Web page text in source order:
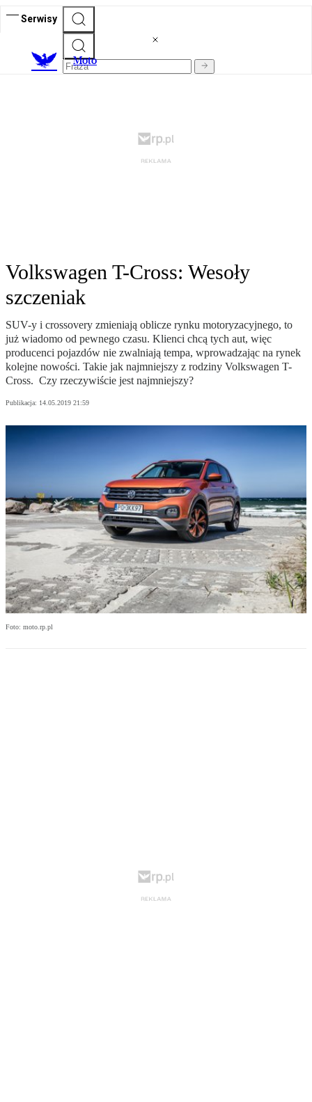
Serwisy
Moto
Volkswagen T-Cross: Wesoły
szczeniak
SUV-y i crossovery zmieniają oblicze rynku motoryzacyjnego, to
już wiadomo od pewnego czasu. Klienci chcą tych aut, więc
producenci pojazdów nie zwalniają tempa, wprowadzając na rynek
kolejne nowości. Takie jak najmniejszy z rodziny Volkswagen T-
Cross. Czy rzeczywiście jest najmniejszy?
Publikacja: 14.05.2019 21:59
Foto: moto.rp.pl